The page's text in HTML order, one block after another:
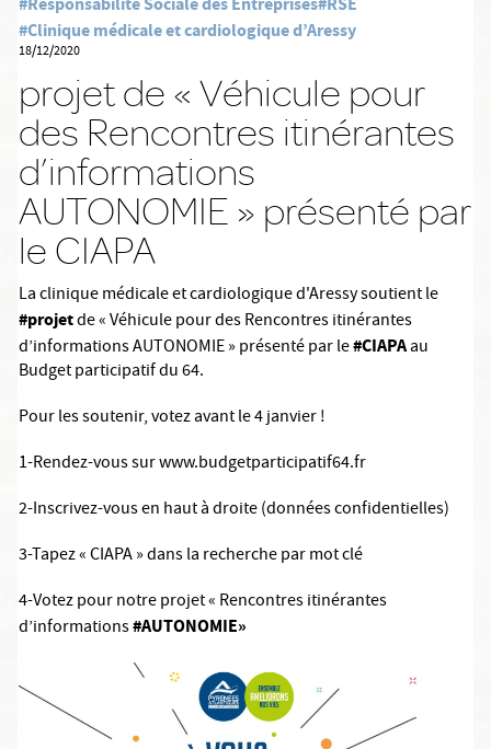
#Clinique médicale et cardiologique d’Aressy
18/12/2020
projet de « Véhicule pour
des Rencontres itinérantes
d’informations
AUTONOMIE » présenté par
le CIAPA
La clinique médicale et cardiologique d'Aressy soutient le
#projetde « Véhicule pour des Rencontres itinérantes
d’informations AUTONOMIE » présenté par le#CIAPAau
Budget participatif du 64.
Pour les soutenir, votez avant le 4 janvier !
1-Rendez-vous sur www.budgetparticipatif64.fr
2-Inscrivez-vous en haut à droite (données confidentielles)
3-Tapez « CIAPA » dans la recherche par mot clé
4-Votez pour notre projet « Rencontres itinérantes
d’informations#AUTONOMIE»